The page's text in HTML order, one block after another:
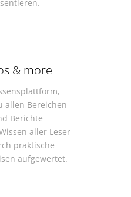
& more
allen Bereichen
Berichte
aller Leser
praktische
aufgewertet.